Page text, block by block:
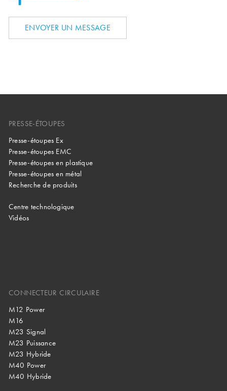
ENVOYER UN MESSAGE
PRESSE-ÉTOUPES
Presse-étoupes Ex
Presse-étoupes EMC
Presse-étoupes en plastique
Presse-étoupes en métal
Recherche de produits
Centre technologique
Vidéos
CONNECTEUR CIRCULAIRE
M12 Power
M16
M23 Signal
M23 Puissance
M23 Hybride
M40 Power
M40 Hybride